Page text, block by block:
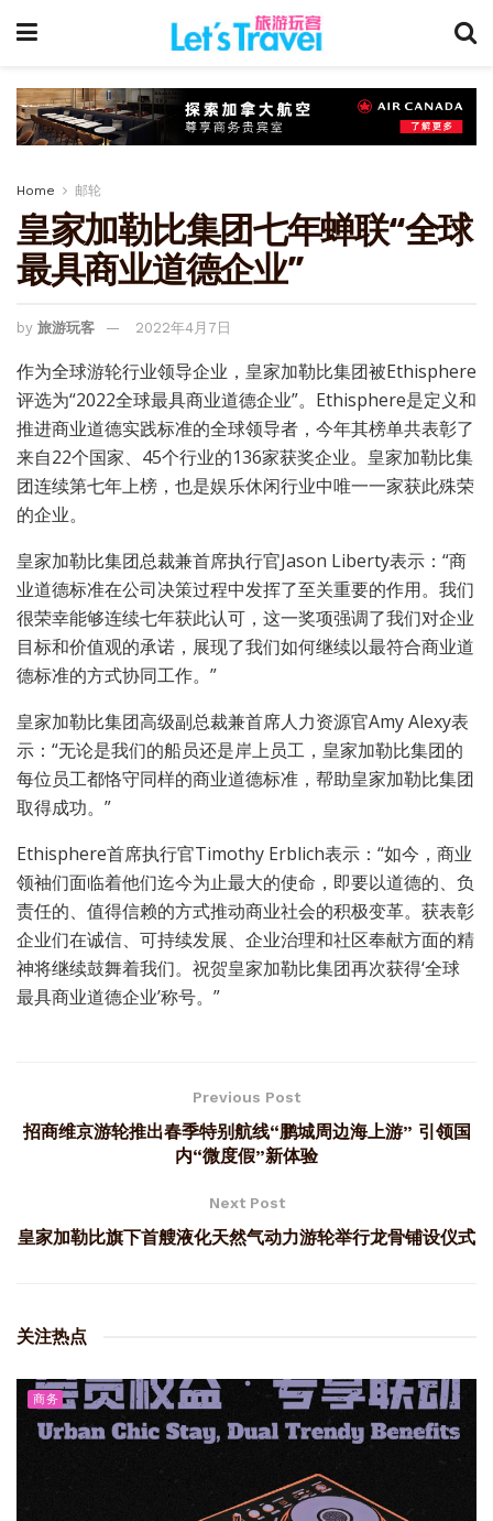
Home 邮轮
皇家加勒比集团七年蝉联“全球
最具商业道德企业”
by 旅游玩客 2022年4月7日
作为全球游轮行业领导企业，皇家加勒比集团被Ethisphere
评选为“2022全球最具商业道德企业”。Ethisphere是定义和
推进商业道德实践标准的全球领导者，今年其榜单共表彰了
来自22个国家、45个行业的136家获奖企业。皇家加勒比集
团连续第七年上榜，也是娱乐休闲行业中唯一一家获此殊荣
的企业。
皇家加勒比集团总裁兼首席执行官Jason Liberty表示：“商
业道德标准在公司决策过程中发挥了至关重要的作用。我们
很荣幸能够连续七年获此认可，这一奖项强调了我们对企业
目标和价值观的承诺，展现了我们如何继续以最符合商业道
德标准的方式协同工作。”
皇家加勒比集团高级副总裁兼首席人力资源官Amy Alexy表
示：“无论是我们的船员还是岸上员工，皇家加勒比集团的
每位员工都恪守同样的商业道德标准，帮助皇家加勒比集团
取得成功。”
Ethisphere首席执行官Timothy Erblich表示：“如今，商业
领袖们面临着他们迄今为止最大的使命，即要以道德的、负
责任的、值得信赖的方式推动商业社会的积极变革。获表彰
企业们在诚信、可持续发展、企业治理和社区奉献方面的精
神将继续鼓舞着我们。祝贺皇家加勒比集团再次获得‘全球
最具商业道德企业’称号。”
Previous Post
招商维京游轮推出春季特别航线“鹏城周边海上游” 引领国
内“微度假”新体验
Next Post
皇家加勒比旗下首艘液化天然气动力游轮举行龙骨铺设仪式
关注热点
商务